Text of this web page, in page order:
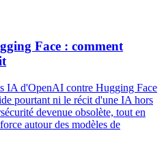
Face : comment
IA d'OpenAI contre Hugging Face
pourtant ni le récit d'une IA hors
devenue obsolète, tout en
autour des modèles de